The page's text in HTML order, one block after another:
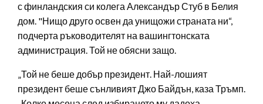
с финландския си колега Александър Стуб в Белия
дом. "Нищо друго освен да унищожи страната ни“,
подчерта ръководителят на вашингтонската
администрация. Той не обясни защо.
„Той не беше добър президент. Най-лошият
президент беше сънливият Джо Байдън, каза Тръмп.